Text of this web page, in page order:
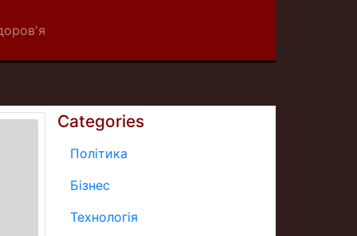
Categories
Політика
Бізнес
Технологія